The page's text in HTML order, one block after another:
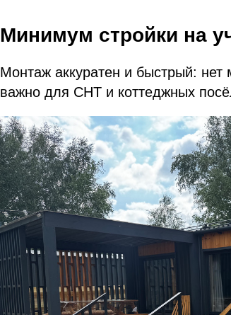
Минимум стройки на
Монтаж аккуратен и быстрый:
важно для СНТ и коттеджных